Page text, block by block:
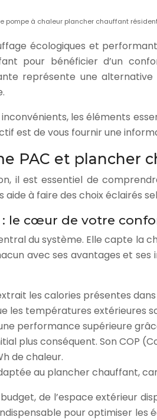
pompe à chaleur plancher chauffant
écologiques et
pour bénéficier d’un
représente une
les éléments
est de vous fournir une
PAC et plancher
il est essentiel de
à faire des choix éclairés
: le cœur de votre
du système. Elle capte la
avec ses avantages et
les calories présentes
les températures extérieures
performance supérieure
plus conséquent. Son COP
de chaleur.
au plancher chauffant,
de l’espace extérieur
pour optimiser les